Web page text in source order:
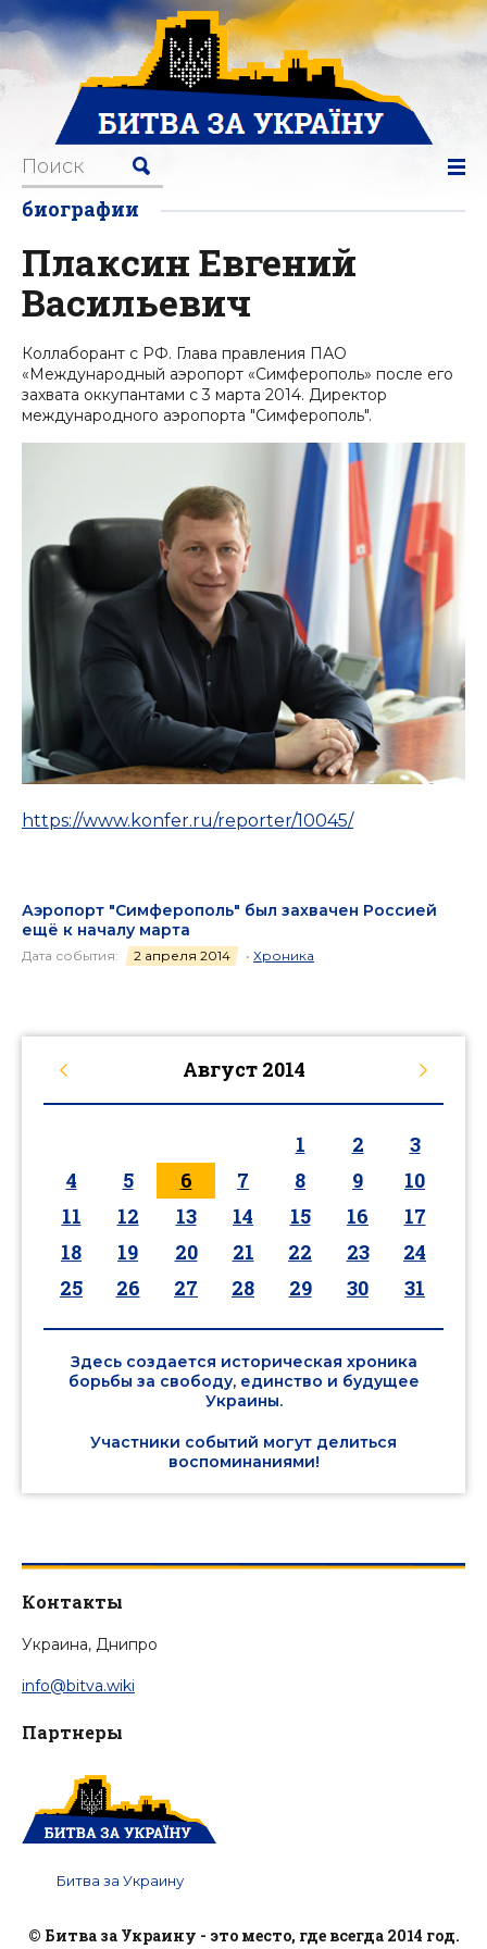
биографии
Плаксин Евгений
Васильевич
Коллаборант с РФ. Глава правления ПАО
«Международный аэропорт «Симферополь» после его
захвата оккупантами с 3 марта 2014. Директор
международного аэропорта "Симферополь".
https://www.konfer.ru/reporter/10045/
Аэропорт "Симферополь" был захвачен Россией
ещё к началу марта
Дата события: 2 апреля 2014 • Хроника
Август 2014
1 2
3
4
5 6 7 8 9
10
11
12 13 14 15 16
17
18
19 20 21 22 23
24
25
26 27 28 29 30 31
Здесь создается историческая хроника
борьбы за свободу, единство и будущее
Украины.
Участники событий могут делиться
воспоминаниями!
Контакты
Украина, Днипро
info@bitva.wiki
Партнеры
Битва за Украину
© Битва за Украину - это место, где всегда 2014 год.